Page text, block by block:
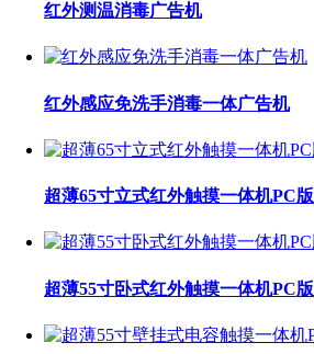
红外测温消毒广告机
红外感应免洗手消毒一体广告机
超薄65寸立式红外触摸一体机PC版
超薄55寸卧式红外触摸一体机PC版